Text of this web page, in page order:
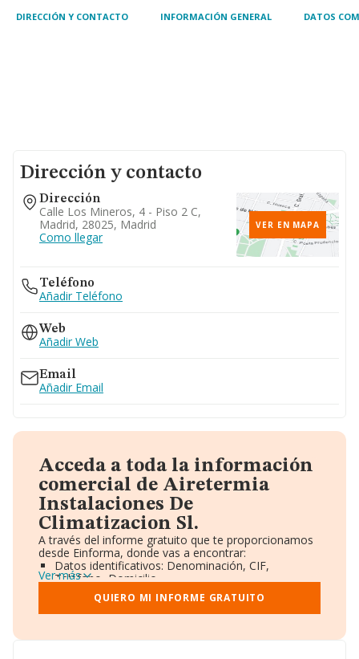
DIRECCIÓN Y CONTACTO INFORMACIÓN GENERAL DATOS
Dirección y contacto
Dirección
Calle Los Mineros, 4 - Piso 2 C,
Madrid, 28025, Madrid
Como llegar
VER EN MAPA
Teléfono
Añadir Teléfono
Web
Añadir Web
Email
Añadir Email
Acceda a toda la información
comercial de Airetermia
Instalaciones De
Climatizacion Sl.
A través del informe gratuito que te proporcionamos
desde Einforma, donde vas a encontrar:
Datos identificativos: Denominación, CIF,
Teléfono, Domicilio.
Informe Mercantil Completo (BORME).
Gráficos de Evolución Ventas y Empleados.
Consejo de Administración y Administradores.
Accionistas.
Ver más
QUIERO MI INFORME GRATUITO